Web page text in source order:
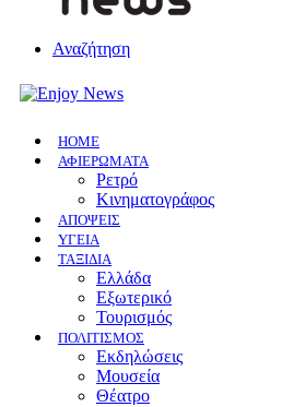
Αναζήτηση
HOME
ΑΦΙΕΡΩΜΑΤΑ
Ρετρό
Κινηματογράφος
ΑΠΟΨΕΙΣ
ΥΓΕΙΑ
ΤΑΞΙΔΙΑ
Ελλάδα
Εξωτερικό
Τουρισμός
ΠΟΛΙΤΙΣΜΟΣ
Eκδηλώσεις
Mουσεία
Θέατρο